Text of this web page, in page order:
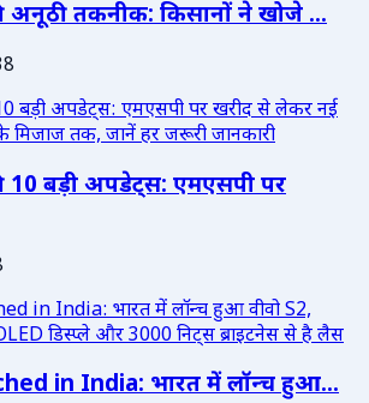
अनूठी तकनीक: किसानों ने खोजे ...
10 बड़ी अपडेट्स: एमएसपी पर
in India: भारत में लॉन्च हुआ...